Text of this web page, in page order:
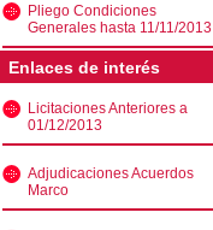
Pliego Condiciones
Generales hasta 11/11/2013
Enlaces de interés
Licitaciones Anteriores a
01/12/2013
Adjudicaciones Acuerdos
Marco